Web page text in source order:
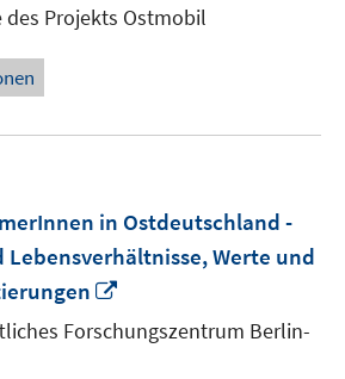
des Projekts Ostmobil
in Ostdeutschland -
Lebensverhältnisse, Werte und
Fenster
Forschungszentrum Berlin-